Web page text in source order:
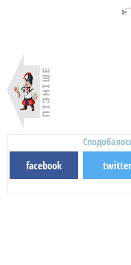
facebook twitter